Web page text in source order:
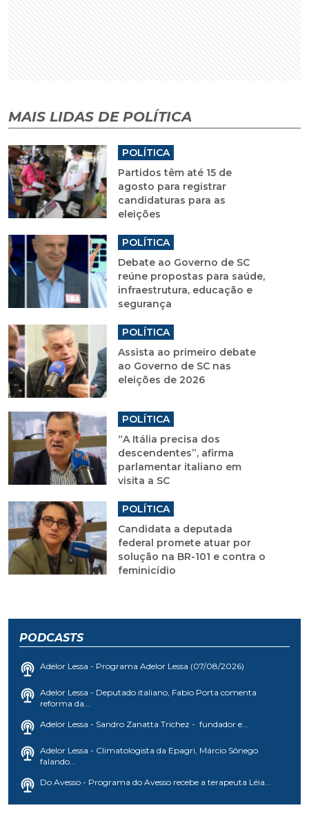
MAIS LIDAS DE POLÍTICA
POLÍTICA
Partidos têm até 15 de
agosto para registrar
candidaturas para as
eleições
POLÍTICA
Debate ao Governo de SC
reúne propostas para saúde,
infraestrutura, educação e
segurança
POLÍTICA
Assista ao primeiro debate
ao Governo de SC nas
eleições de 2026
POLÍTICA
“A Itália precisa dos
descendentes”, afirma
parlamentar italiano em
visita a SC
POLÍTICA
Candidata a deputada
federal promete atuar por
solução na BR-101 e contra o
feminicídio
PODCASTS
Adelor Lessa - Programa Adelor Lessa (07/08/2026)
Adelor Lessa - Deputado italiano, Fabio Porta comenta
reforma da...
Adelor Lessa - Sandro Zanatta Trichez - fundador e...
Adelor Lessa - Climatologista da Epagri, Márcio Sônego
falando...
Do Avesso - Programa do Avesso recebe a terapeuta Léia...